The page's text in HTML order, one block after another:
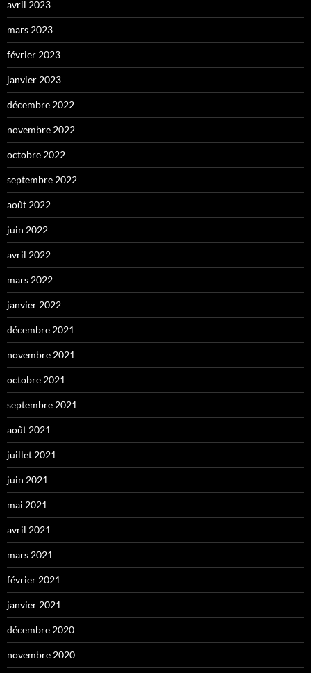
avril 2023
mars 2023
février 2023
janvier 2023
décembre 2022
novembre 2022
octobre 2022
septembre 2022
août 2022
juin 2022
avril 2022
mars 2022
janvier 2022
décembre 2021
novembre 2021
octobre 2021
septembre 2021
août 2021
juillet 2021
juin 2021
mai 2021
avril 2021
mars 2021
février 2021
janvier 2021
décembre 2020
novembre 2020